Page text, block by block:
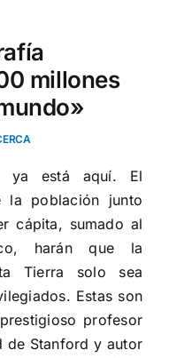
millones
ya está aquí. El
la población junto
cápita, sumado al
harán que la
Tierra solo sea
Estas son
profesor
de Stanford y autor